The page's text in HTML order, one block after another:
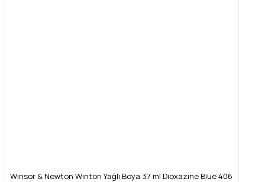
Winsor & Newton Winton Yağlı Boya 37 ml Dioxazine Blue 406